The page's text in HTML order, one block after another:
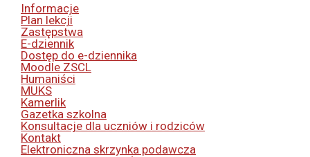
Informacje
Plan lekcji
Zastępstwa
E-dziennik
Dostęp do e-dziennika
Moodle ZSCL
Humaniści
MUKS
Kamerlik
Gazetka szkolna
Konsultacje dla uczniów i rodziców
Kontakt
Elektroniczna skrzynka podawcza